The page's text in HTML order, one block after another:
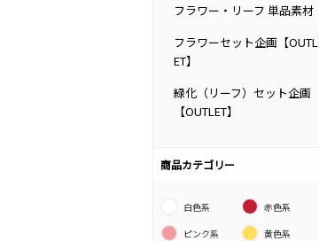
フラワー・リーフ 単品素材
フラワーセット企画【OUTL
ET】
緑化（リーフ）セット企画
【OUTLET】
商品カテゴリー
白色系
赤色系
ピンク系
黄色系